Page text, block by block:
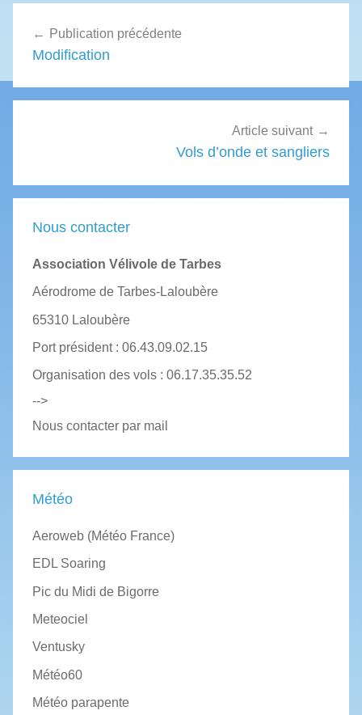
de
l’article
Publication précédente
Modification
Article suivant
Vols d’onde et sangliers
Nous contacter
Association Vélivole de Tarbes
Aérodrome de Tarbes-Laloubère
65310 Laloubère
Port président : 06.43.09.02.15
Organisation des vols : 06.17.35.35.52
-->
Nous contacter par mail
Météo
Aeroweb (Météo France)
EDL Soaring
Pic du Midi de Bigorre
Meteociel
Ventusky
Météo60
Météo parapente